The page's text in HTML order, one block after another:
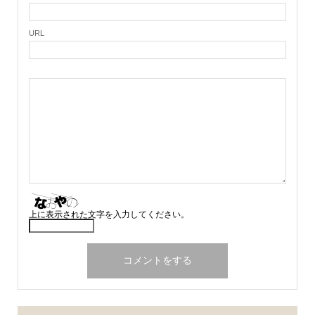
URL
上に表示された文字を入力してください。